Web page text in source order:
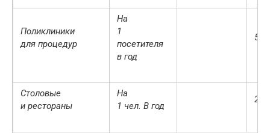
Поликлиники
для процедур
На
1
посетителя
в год
Столовые
и рестораны
На
1 чел. В год